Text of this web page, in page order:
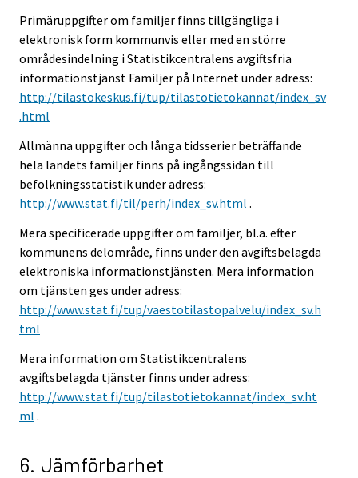
Primäruppgifter om familjer finns tillgängliga i
elektronisk form kommunvis eller med en större
områdesindelning i Statistikcentralens avgiftsfria
informationstjänst Familjer på Internet under adress:
http://tilastokeskus.fi/tup/tilastotietokannat/index_sv
.html
Allmänna uppgifter och långa tidsserier beträffande
hela landets familjer finns på ingångssidan till
befolkningsstatistik under adress:
http://www.stat.fi/til/perh/index_sv.html .
Mera specificerade uppgifter om familjer, bl.a. efter
kommunens delområde, finns under den avgiftsbelagda
elektroniska informationstjänsten. Mera information
om tjänsten ges under adress:
http://www.stat.fi/tup/vaestotilastopalvelu/index_sv.h
tml
Mera information om Statistikcentralens
avgiftsbelagda tjänster finns under adress:
http://www.stat.fi/tup/tilastotietokannat/index_sv.ht
ml .
6. Jämförbarhet